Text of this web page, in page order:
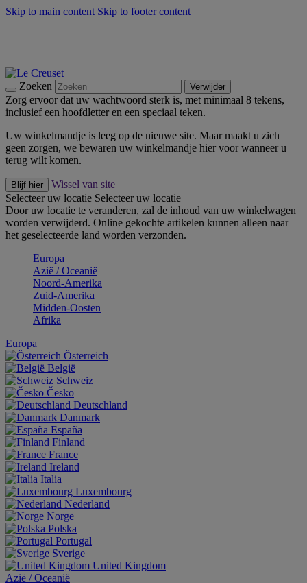
Skip to main content Skip to footer content
Zoeken Verwijder
Zorg ervoor dat uw wachtwoord sterk is, met minimaal 8 tekens,
inclusief een hoofdletter en een speciaal teken.
Uw winkelmandje is leeg op de nieuwe site. Maar maakt u zich
geen zorgen, we bewaren uw winkelmandje hier voor wanneer u
terug wilt komen.
Blijf hier
Wissel van site
Selecteer uw locatie Selecteer uw locatie
Door uw locatie te veranderen, zal de inhoud van uw winkelwagen
worden verwijderd. Online gekochte artikelen kunnen alleen naar
het geselecteerde land worden verzonden.
Europa
Aziё / Oceaniё
Noord-Amerika
Zuid-Amerika
Midden-Oosten
Afrika
Europa
Österreich
België
Schweiz
Česko
Deutschland
Danmark
España
Finland
France
Ireland
Italia
Luxembourg
Nederland
Norge
Polska
Portugal
Sverige
United Kingdom
Aziё / Oceaniё